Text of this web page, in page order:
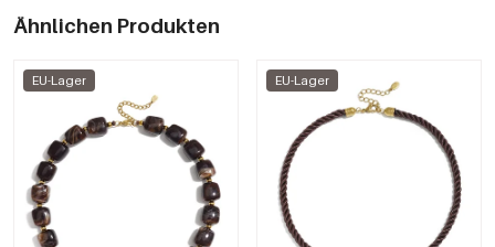
Ähnlichen Produkten
EU-Lager EU-Lager